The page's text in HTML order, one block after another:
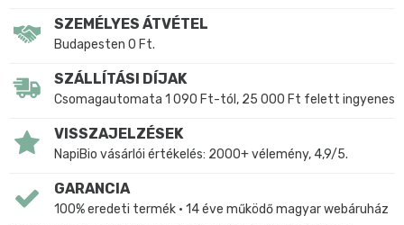
SZEMÉLYES ÁTVÉTEL
Budapesten 0 Ft.
SZÁLLÍTÁSI DÍJAK
Csomagautomata 1 090 Ft-tól, 25 000 Ft felett ingyenes
VISSZAJELZÉSEK
NapiBio vásárlói értékelés: 2000+ vélemény, 4,9/5.
GARANCIA
100% eredeti termék • 14 éve működő magyar webáruház